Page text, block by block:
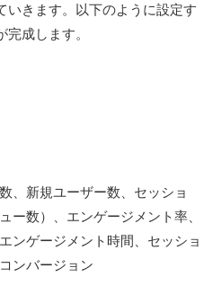
いきます。以下のように設定す
成します。
、新規ユーザー数、セッショ
ー数）、エンゲージメント率、
ンゲージメント時間、セッショ
ンバージョン